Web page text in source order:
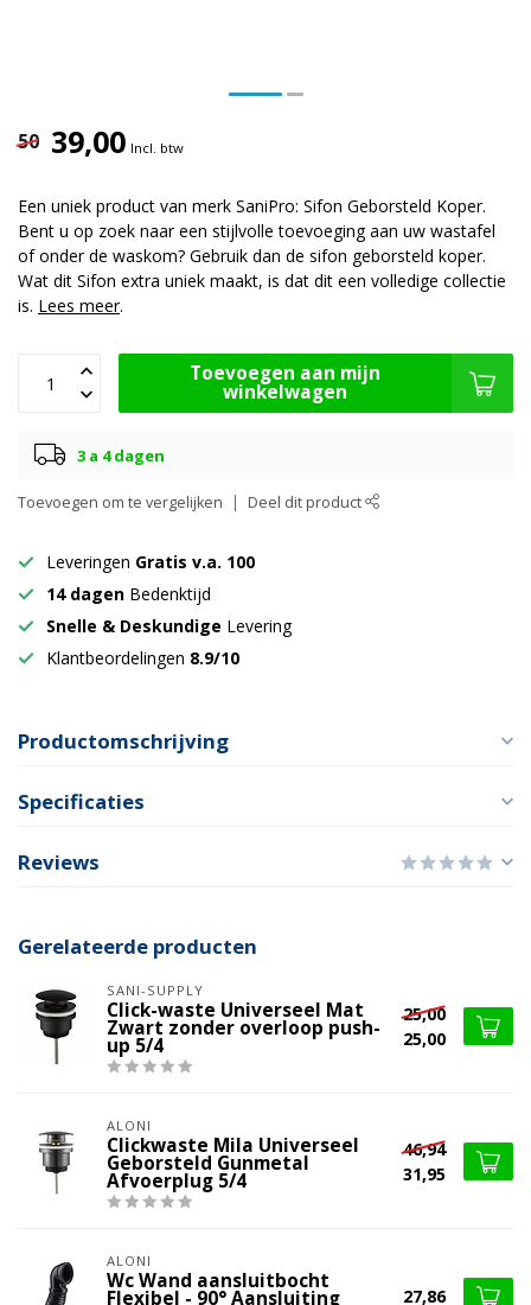
50 39,00 Incl. btw
Een uniek product van merk SaniPro: Sifon Geborsteld Koper.
Bent u op zoek naar een stijlvolle toevoeging aan uw wastafel
of onder de waskom? Gebruik dan de sifon geborsteld koper.
Wat dit Sifon extra uniek maakt, is dat dit een volledige collectie
is. Lees meer.
Toevoegen aan mijn
winkelwagen
3 a 4 dagen
Toevoegen om te vergelijken Deel dit product
Leveringen Gratis v.a. 100
14 dagen Bedenktijd
Snelle & Deskundige Levering
Klantbeordelingen 8.9/10
Productomschrijving
Specificaties
Reviews
Gerelateerde producten
SANI-SUPPLY
Click-waste Universeel Mat
Zwart zonder overloop push-
up 5/4
25,00
25,00
ALONI
Clickwaste Mila Universeel
Geborsteld Gunmetal
Afvoerplug 5/4
46,94
31,95
ALONI
Wc Wand aansluitbocht
Flexibel - 90° Aansluiting 27,86